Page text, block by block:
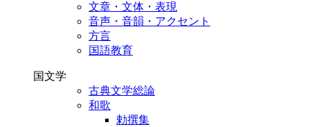
文章・文体・表現
音声・音韻・アクセント
方言
国語教育
国文学
古典文学総論
和歌
勅撰集